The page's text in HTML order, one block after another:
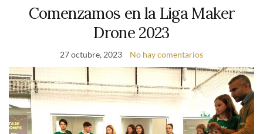
Comenzamos en la Liga Maker
Drone 2023
27 octubre, 2023 No hay comentarios